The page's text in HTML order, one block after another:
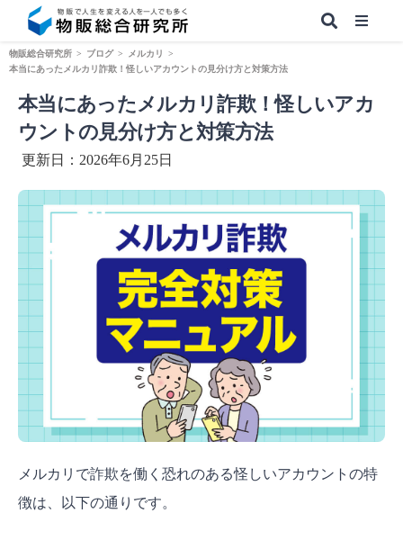
【無料】副業&本業 物販ノウハウ
物販総合研究所 > ブログ > メルカリ
>
本当にあったメルカリ詐欺！怪しいアカウントの見分け方と対策方法
本当にあったメルカリ詐欺！怪しいアカ
ウントの見分け方と対策方法
更新日：2026年6月25日
メルカリで詐欺を働く恐れのある怪しいアカウントの特
徴は、以下の通りです。